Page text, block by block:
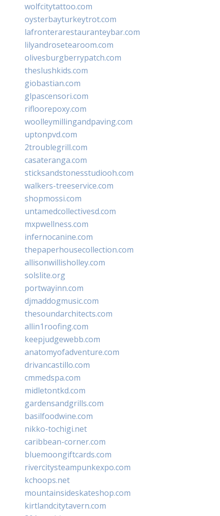
wolfcitytattoo.com
oysterbayturkeytrot.com
lafronterarestauranteybar.com
lilyandrosetearoom.com
olivesburgberrypatch.com
theslushkids.com
giobastian.com
glpascensori.com
rifloorepoxy.com
woolleymillingandpaving.com
uptonpvd.com
2troublegrill.com
casateranga.com
sticksandstonesstudiooh.com
walkers-treeservice.com
shopmossi.com
untamedcollectivesd.com
mxpwellness.com
infernocanine.com
thepaperhousecollection.com
allisonwillisholley.com
solslite.org
portwayinn.com
djmaddogmusic.com
thesoundarchitects.com
allin1roofing.com
keepjudgewebb.com
anatomyofadventure.com
drivancastillo.com
cmmedspa.com
midletontkd.com
gardensandgrills.com
basilfoodwine.com
nikko-tochigi.net
caribbean-corner.com
bluemoongiftcards.com
rivercitysteampunkexpo.com
kchoops.net
mountainsideskateshop.com
kirtlandcitytavern.com